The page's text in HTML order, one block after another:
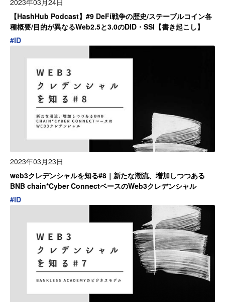
2023年03月24日
【HashHub Podcast】#9 DeFi戦争の歴史/ステーブルコイン各
種概要/目的が異なるWeb2.5と3.0のDID・SSI【書き起こし】
#ID
2023年03月23日
web3クレデンシャルを知る#8｜新たな潮流、増加しつつある
BNB chain*Cyber ConnectベースのWeb3クレデンシャル
#ID